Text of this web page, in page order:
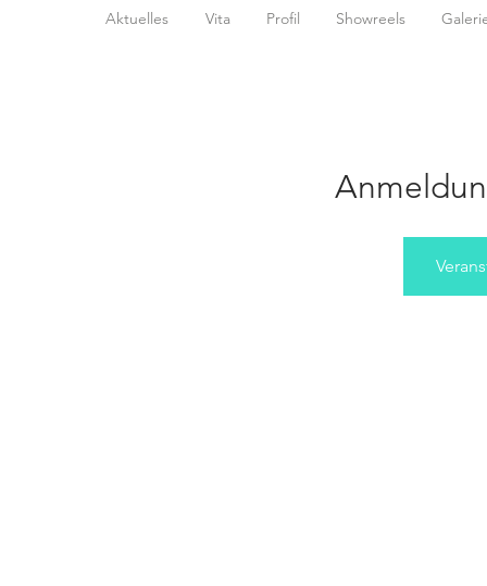
Aktuelles Vita Profil Showreels